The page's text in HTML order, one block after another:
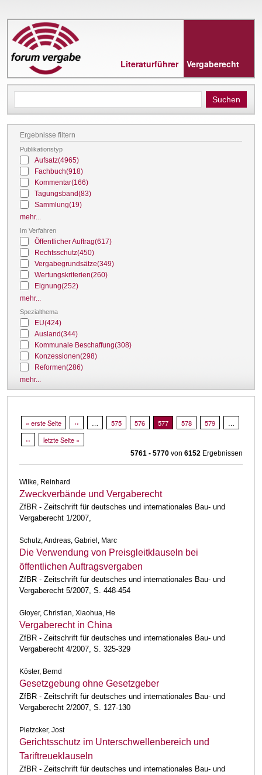
Literaturführer Vergaberecht
Ergebnisse filtern
Publikationstyp
Aufsatz(4965)
Fachbuch(918)
Kommentar(166)
Tagungsband(83)
Sammlung(19)
mehr...
Im Verfahren
Öffentlicher Auftrag(617)
Rechtsschutz(450)
Vergabegrundsätze(349)
Wertungskriterien(260)
Eignung(252)
mehr...
Spezialthema
EU(424)
Ausland(344)
Kommunale Beschaffung(308)
Konzessionen(298)
Reformen(286)
mehr...
Seitennummerierung
Erste Seite
« erste Seite Vorherige Seite
‹‹ … Page
575 Page
576 Aktuelle Seite
577 Page
578 Page
579
…
Nächste Seite
›› Letzte Seite
letzte Seite »
5761 - 5770 von 6152 Ergebnissen
Wilke, Reinhard
Zweckverbände und Vergaberecht
ZfBR - Zeitschrift für deutsches und internationales Bau- und
Vergaberecht 1/2007,
Schulz, Andreas, Gabriel, Marc
Die Verwendung von Preisgleitklauseln bei
öffentlichen Auftragsvergaben
ZfBR - Zeitschrift für deutsches und internationales Bau- und
Vergaberecht 5/2007, S. 448-454
Gloyer, Christian, Xiaohua, He
Vergaberecht in China
ZfBR - Zeitschrift für deutsches und internationales Bau- und
Vergaberecht 4/2007, S. 325-329
Köster, Bernd
Gesetzgebung ohne Gesetzgeber
ZfBR - Zeitschrift für deutsches und internationales Bau- und
Vergaberecht 2/2007, S. 127-130
Pietzcker, Jost
Gerichtsschutz im Unterschwellenbereich und
Tariftreueklauseln
ZfBR - Zeitschrift für deutsches und internationales Bau- und